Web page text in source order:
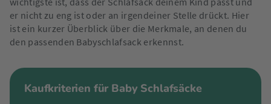
er nicht zu eng ist oder an irgendeiner Stelle drückt. Hier
ist ein kurzer Überblick über die Merkmale, an denen du
den passenden Babyschlafsack erkennst.
Kaufkriterien für Baby Schlafsäcke